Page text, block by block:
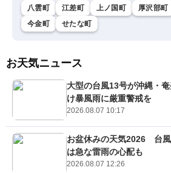
八雲町 江差町 上ノ国町 厚沢部町
今金町
せたな町
お天気ニュース
大型の台風13号が沖縄・
け暴風雨に厳重警戒を
2026.08.07 10:17
お盆休みの天気2026 台
は急な雷雨の心配も
2026.08.07 12:26